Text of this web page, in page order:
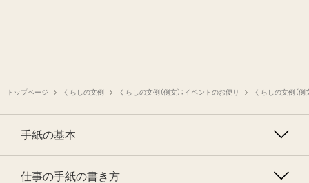
トップページ くらしの文例 くらしの文例（例文）：イベントのお便り くらしの文例（例
手紙の基本
仕事の手紙の書き方